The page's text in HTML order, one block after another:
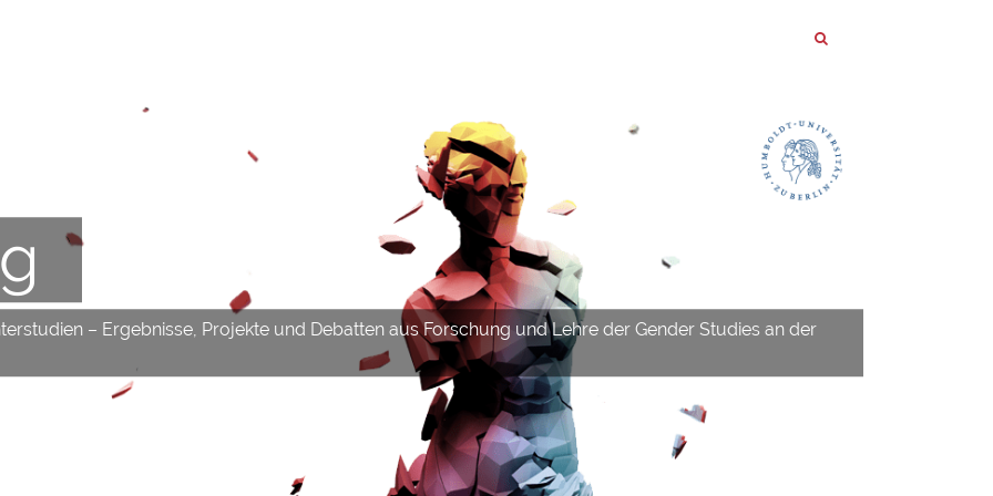
– Ergebnisse, Projekte und Debatten aus Forschung und Lehre der Gender Studies an der